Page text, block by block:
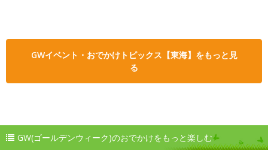
GWイベント・おでかけトピックス【東海】をもっと見
る
GW(ゴールデンウィーク)のおでかけをもっと楽しむ